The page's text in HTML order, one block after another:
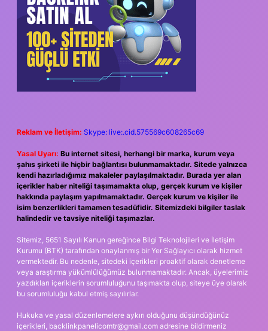
Reklam ve İletişim: Skype: live:.cid.575569c608265c69
Yasal Uyarı: Bu internet sitesi, herhangi bir marka, kurum veya
şahıs şirketi ile hiçbir bağlantısı bulunmamaktadır. Sitede yalnızca
kendi hazırladığımız makaleler paylaşılmaktadır. Burada yer alan
içerikler haber niteliği taşımamakta olup, gerçek kurum ve kişiler
hakkında paylaşım yapılmamaktadır. Gerçek kurum ve kişiler ile
isim benzerlikleri tamamen tesadüfidir. Sitemizdeki bilgiler taslak
halindedir ve tavsiye niteliği taşımazlar.
Sitemiz, 5651 Sayılı Kanun gereğince Bilgi Teknolojileri ve İletişim
Kurumu (BTK) tarafından onaylanmış bir Yer Sağlayıcı olarak hizmet
vermektedir. Bu nedenle, sitedeki içerikleri proaktif olarak denetleme
veya araştırma yükümlülüğümüz bulunmamaktadır. Ancak, üyelerimiz
yazdıkları içeriklerin sorumluluğunu taşımakta olup, siteye üye olarak
bu sorumluluğu kabul etmiş sayılırlar.
Hukuka ve yasal düzenlemelere aykırı olduğunu düşündüğünüz
içerikleri, backlinkpanelicomtr@gmail.com adresine bildirmeniz